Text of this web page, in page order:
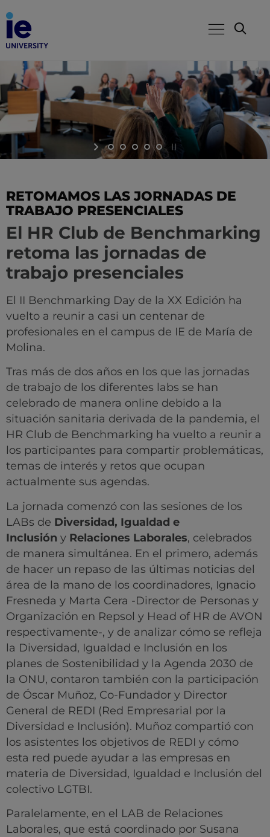
RETOMAMOS LAS JORNADAS DE
TRABAJO PRESENCIALES
El HR Club de Benchmarking
retoma las jornadas de
trabajo presenciales
El II Benchmarking Day de la XX Edición ha
vuelto a reunir a casi un centenar de
profesionales en el campus de IE de María de
Molina.
Tras más de dos años en los que las jornadas
de trabajo de los diferentes labs se han
celebrado de manera online debido a la
situación sanitaria derivada de la pandemia, el
HR Club de Benchmarking ha vuelto a reunir a
los participantes para compartir problemáticas,
temas de interés y retos que ocupan
actualmente sus agendas.
La jornada comenzó con las sesiones de los
LABs de Diversidad, Igualdad e
Inclusión y Relaciones Laborales, celebrados
de manera simultánea. En el primero, además
de hacer un repaso de las últimas noticias del
área de la mano de los coordinadores, Ignacio
Fresneda y Marta Cera -Director de Personas y
Organización en Repsol y Head of HR de AVON
respectivamente-, y de analizar cómo se refleja
la Diversidad, Igualdad e Inclusión en los
planes de Sostenibilidad y la Agenda 2030 de
la ONU, contaron también con la participación
de Óscar Muñoz, Co-Fundador y Director
General de REDI (Red Empresarial por la
Diversidad e Inclusión). Muñoz compartió con
los asistentes los objetivos de REDI y cómo
esta red puede ayudar a las empresas en
materia de Diversidad, Igualdad e Inclusión del
colectivo LGTBI.
Paralelamente, en el LAB de Relaciones
Laborales, que está coordinado por Susana